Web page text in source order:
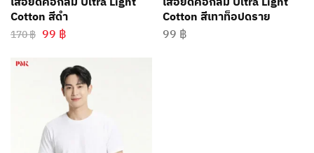
Cotton สีดำ
170฿ 99 ฿
Cotton สีเทาท็อปดราย
99 ฿